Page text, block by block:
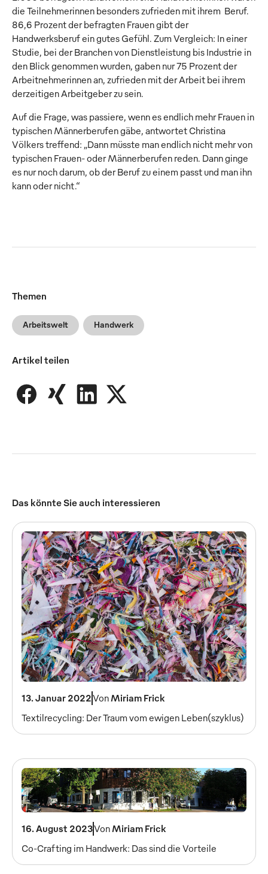
die Teilnehmerinnen besonders zufrieden mit ihrem Beruf.
86,6 Prozent der befragten Frauen gibt der
Handwerksberuf ein gutes Gefühl. Zum Vergleich: In einer
Studie, bei der Branchen von Dienstleistung bis Industrie in
den Blick genommen wurden, gaben nur 75 Prozent der
Arbeitnehmerinnen an, zufrieden mit der Arbeit bei ihrem
derzeitigen Arbeitgeber zu sein.
Auf die Frage, was passiere, wenn es endlich mehr Frauen in
typischen Männerberufen gäbe, antwortet Christina
Völkers treffend: „Dann müsste man endlich nicht mehr von
typischen Frauen- oder Männerberufen reden. Dann ginge
es nur noch darum, ob der Beruf zu einem passt und man ihn
kann oder nicht.“
Themen
Arbeitswelt Handwerk
Artikel teilen
Das könnte Sie auch interessieren
13. Januar 2022Von Miriam Frick
Textilrecycling: Der Traum vom ewigen Leben(szyklus)
16. August 2023VonMiriam Frick
Co-Crafting im Handwerk: Das sind die Vorteile